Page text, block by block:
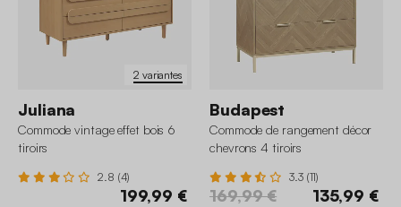
2 variantes
Juliana
Commode vintage effet bois 6
tiroirs
2.8 (4)
199,99 €
Budapest
Commode de rangement décor
chevrons 4 tiroirs
3.3 (11)
169,99 € 135,99 €